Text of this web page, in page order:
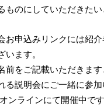
ものにしていただきたい
お申込みリンクには紹
います。
前をご記載いただきま
る説明会にご一緒に参
ンラインにて開催中で